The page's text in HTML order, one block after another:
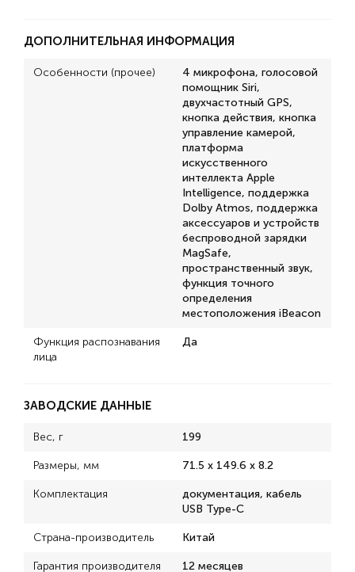
ДОПОЛНИТЕЛЬНАЯ ИНФОРМАЦИЯ
Особенности (прочее)
4 микрофона, голосовой
помощник Siri,
двухчастотный GPS,
кнопка действия, кнопка
управление камерой,
платформа
искусственного
интеллекта Apple
Intelligence, поддержка
Dolby Atmos, поддержка
аксессуаров и устройств
беспроводной зарядки
MagSafe,
пространственный звук,
функция точного
определения
местоположения iBeacon
Функция распознавания
лица
Да
ЗАВОДСКИЕ ДАННЫЕ
Вес, г 199
Размеры, мм 71.5 x 149.6 x 8.2
Комплектация
документация, кабель
USB Type-C
Страна-производитель Китай
Гарантия производителя 12 месяцев